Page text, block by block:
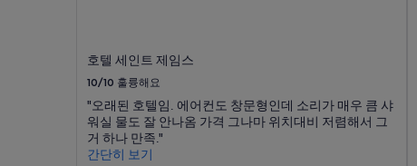
호텔 세인트 제임스
10/10 훌륭해요
"오래된 호텔임. 에어컨도 창문형인데 소리가 매우 큼 샤
워실 물도 잘 안나옴 가격 그나마 위치대비 저렴해서 그
거 하나 만족."
간단히 보기